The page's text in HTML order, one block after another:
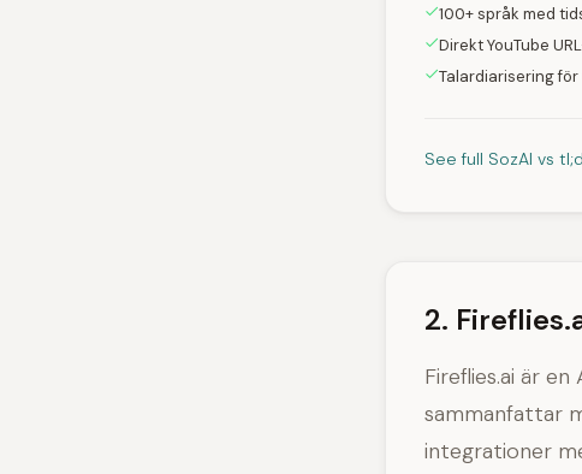
100+ språk med
Direkt YouTube
Talardiarisering
See full SozAI vs
2.
Fireflies.ai är
sammanfattar
integrationer